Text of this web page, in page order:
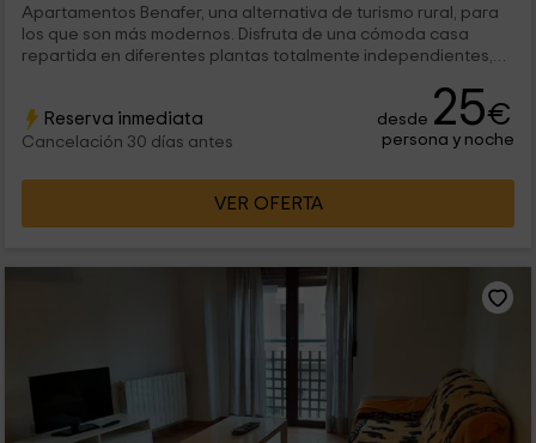
Apartamentos Benafer, una alternativa de turismo rural, para
los que son más modernos. Disfruta de una cómoda casa
repartida en diferentes plantas totalmente independientes,
situado en la provincia de Castellón, y a muy pocos kilómetros
del mar. Apartamentos Benafer es una experiencia totalmente
diferente, ya que no sólo ofrece la posibilidad del
del turismo de Sol y playa.
Reserva inmediata
Cancelación 30 días antes
desde 25€
persona y noche
VER OFERTA